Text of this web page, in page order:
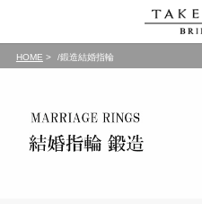
HOME /鍛造結婚指輪